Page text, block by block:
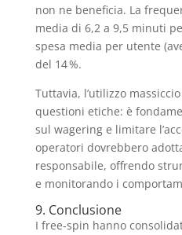
non ne beneficia. La
media di 6,2 a 9,5 minuti
spesa media per utente
del 14 %.
Tuttavia, l’utilizzo
questioni etiche: è
sul wagering e limitare
operatori dovrebbero
responsabile, offrendo
e monitorando i
9. Conclusione
I free‑spin hanno